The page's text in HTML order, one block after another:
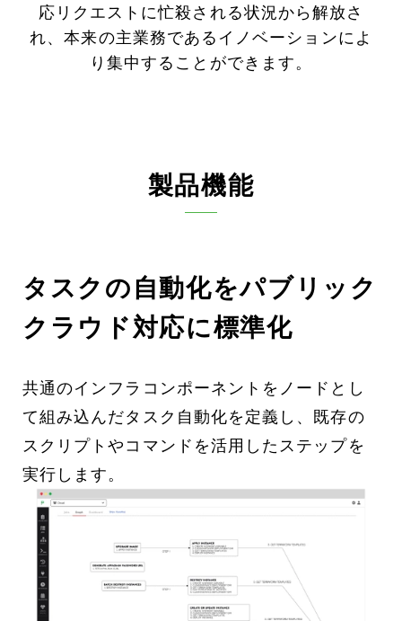
応リクエストに忙殺される状況から解放さ
れ、本来の主業務であるイノベーションによ
り集中することができます。
製品機能
タスクの自動化をパブリック
クラウド対応に標準化
共通のインフラコンポーネントをノードとし
て組み込んだタスク自動化を定義し、既存の
スクリプトやコマンドを活用したステップを
実行します。